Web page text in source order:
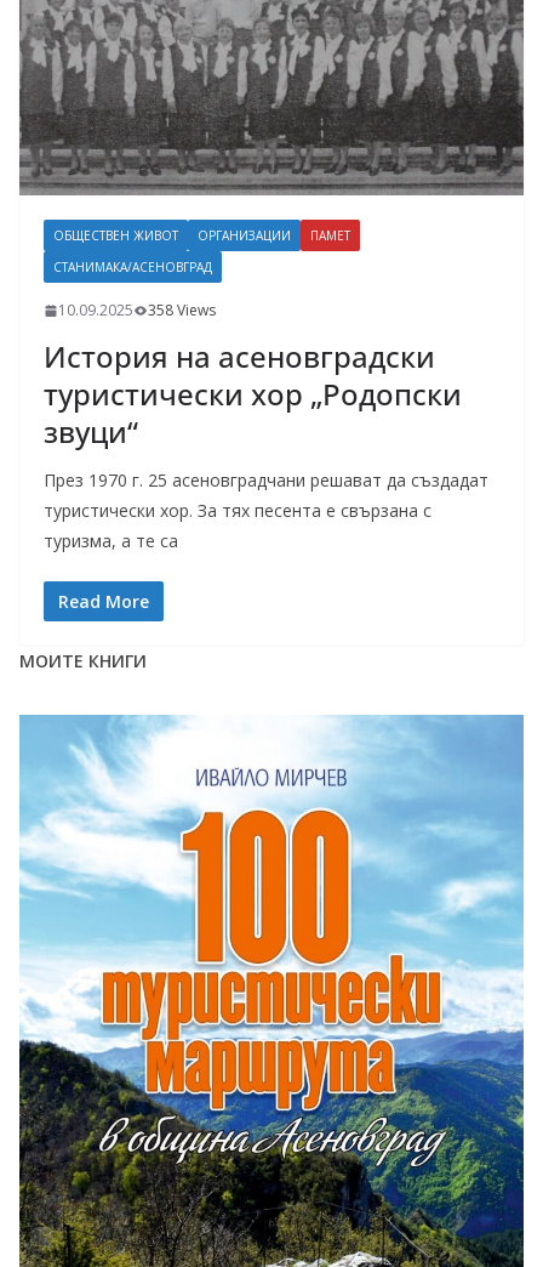
ОБЩЕСТВЕН ЖИВОТ ОРГАНИЗАЦИИ
ПАМЕТ
СТАНИМАКА/АСЕНОВГРАД
10.09.2025 358 Views
История на асеновградски
туристически хор „Родопски
звуци“
През 1970 г. 25 асеновградчани решават да създадат
туристически хор. За тях песента е свързана с
туризма, а те са
Read More
МОИТЕ КНИГИ